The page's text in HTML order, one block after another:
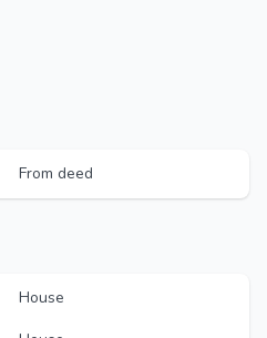
From deed
House